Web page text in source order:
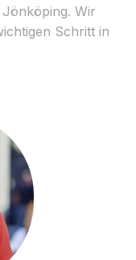
Wir
Schritt in